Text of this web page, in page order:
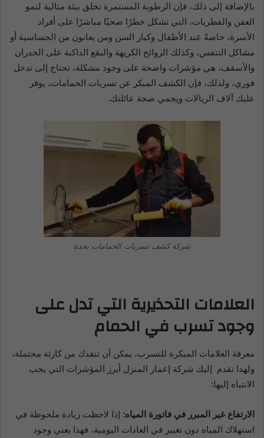
بالإضافة إلى ذلك، فإن الرطوبة المستمرة تخلق بيئة مثالية لنمو
العفن والفطريات، التي تشكل خطرًا صحيًا مباشرًا على أفراد
الأسرة، خاصةً عند الأطفال وكبار السن ومن يعانون من الحساسية أو
مشاكل التنفس، وكذلك الروائح الكريهة والبقع الداكنة على الجدران
والأسقف، هي مؤشرات واضحة على وجود مشكلة، تحتاج إلى تدخل
فوري، ولذلك، فإن الكشف المبكر عن تسربات الحمامات، يوفر
عليك آلاف الريالات ويحمي صحة عائلتك.
شركة كشف تسربات الحمامات بجدة
العلامات التحذيرية التي تدل على
وجود تسرب في الحمام
معرفة العلامات المبكرة للتسرب، يمكن أن تنقذك من كارثة محتملة،
ولهذا تقدم إليك شركة إعمار المنزل أبرز المؤشرات التي يجب
الانتباه إليها:
الارتفاع غير المبرر في فاتورة المياه: إذا لاحظت زيادة ملحوظة في
استهلاك المياه دون تغيير في العادات اليومية، فهذا يعني وجود